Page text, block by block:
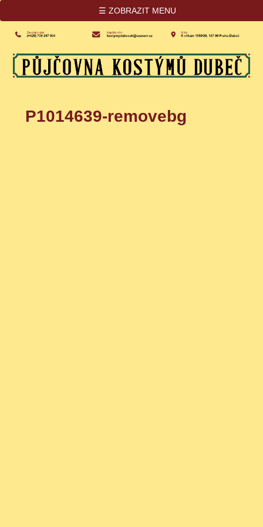
☰ ZOBRAZIT MENU
P1014639-removebg